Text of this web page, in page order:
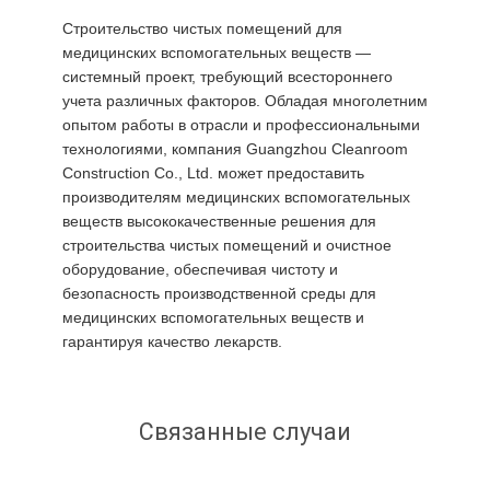
Строительство чистых помещений для
медицинских вспомогательных веществ —
системный проект, требующий всестороннего
учета различных факторов. Обладая многолетним
опытом работы в отрасли и профессиональными
технологиями, компания Guangzhou Cleanroom
Construction Co., Ltd. может предоставить
производителям медицинских вспомогательных
веществ высококачественные решения для
строительства чистых помещений и очистное
оборудование, обеспечивая чистоту и
безопасность производственной среды для
медицинских вспомогательных веществ и
гарантируя качество лекарств.
Связанные случаи